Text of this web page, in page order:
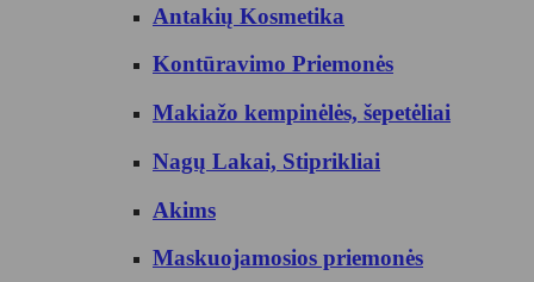
Antakių Kosmetika
Kontūravimo Priemonės
Makiažo kempinėlės, šepetėliai
Nagų Lakai, Stiprikliai
Akims
Maskuojamosios priemonės